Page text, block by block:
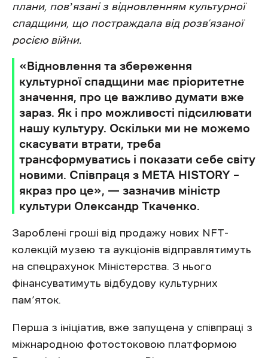
плани, повʼязані з відновленням культурної
спадщини, що постраждала від розв’язаної
росією війни.
«Відновлення та збереження
культурної спадщини має пріоритетне
значення, про це важливо думати вже
зараз. Як і про можливості підсилювати
нашу культуру. Оскільки ми не можемо
скасувати втрати, треба
трансформуватись і показати себе світу
новими. Співпраця з META HISTORY –
якраз про це», — зазначив міністр
культури Олександр Ткаченко.
Зароблені гроші від продажу нових NFT-
колекцій музею та аукціонів відправлятимуть
на спецрахунок Міністерства. З нього
фінансуватимуть відбудову культурних
пам’яток.
Перша з ініціатив, вже запущена у співпраці з
міжнародною фотостоковою платформою